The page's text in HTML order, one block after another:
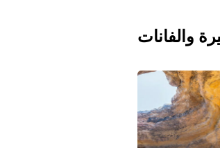
والفانات